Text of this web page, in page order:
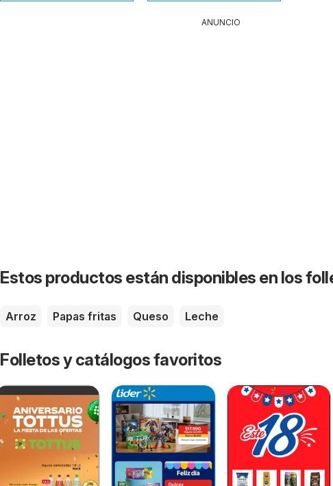
ANUNCIO
Estos productos están disponibles en los
Arroz Papas fritas Queso Leche
Folletos y catálogos favoritos